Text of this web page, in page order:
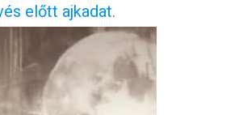
előtt ajkadat.